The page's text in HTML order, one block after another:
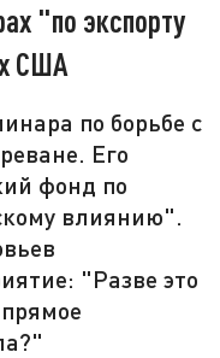
"по экспорту
США
по борьбе с
Его
фонд по
влиянию".
"Разве это